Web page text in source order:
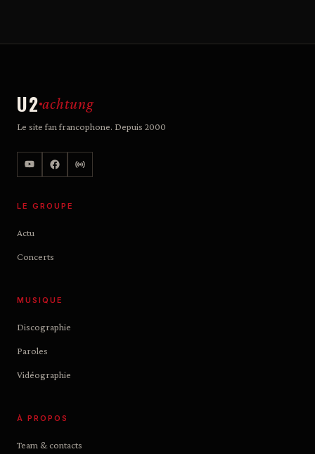
U2 achtung
Le site fan francophone. Depuis 2000
LE GROUPE
Actu
Concerts
MUSIQUE
Discographie
Paroles
Vidéographie
À PROPOS
Team & contacts